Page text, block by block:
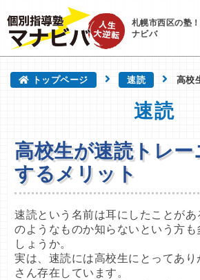
札幌市西区の塾
ナビバ
トップページ 速読 高校
速読
高校生が速読トレ
するメリット
速読という名前は耳にしたことが
のようなものか知らないという方
しょうか。
実は、速読には高校生にとってあり
さん存在しています。